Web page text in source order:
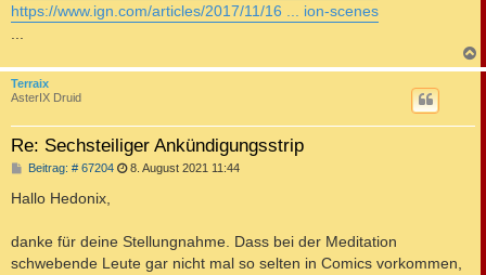
https://www.ign.com/articles/2017/11/16 ... ion-scenes
a
Terraix
AsterIX Druid
Re: Sechsteiliger Ankündigungsstrip
Beitrag: # 67204B
a
g
8. August 2021 11:44
Hallo Hedonix,
danke für deine Stellungnahme. Dass bei der Meditation
schwebende Leute gar nicht mal so selten in Comics vorkommen,